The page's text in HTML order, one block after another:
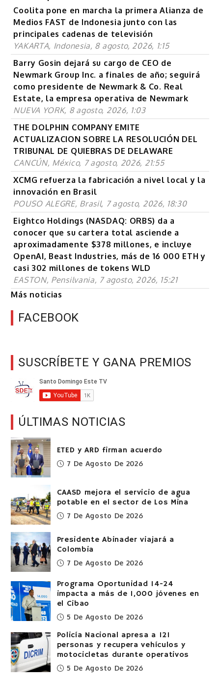
Coolita pone en marcha la primera Alianza de
Medios FAST de Indonesia junto con las
principales cadenas de televisión
YAKARTA, Indonesia, 8 agosto, 2026, 1:15
Barry Gosin dejará su cargo de CEO de
Newmark Group Inc. a finales de año; seguirá
como presidente de Newmark & Co. Real
Estate, la empresa operativa de Newmark
NUEVA YORK, 8 agosto, 2026, 1:03
THE DOLPHIN COMPANY EMITE
ACTUALIZACION SOBRE LA RESOLUCIÓN DEL
TRIBUNAL DE QUIEBRAS DE DELAWARE
CANCÚN, México, 7 agosto, 2026, 21:55
XCMG refuerza la fabricación a nivel local y la
innovación en Brasil
POUSO ALEGRE, Brasil, 7 agosto, 2026, 18:30
Eightco Holdings (NASDAQ: ORBS) da a
conocer que su cartera total asciende a
aproximadamente $378 millones, e incluye
OpenAI, Beast Industries, más de 16 000 ETH y
casi 302 millones de tokens WLD
EASTON, Pensilvania, 7 agosto, 2026, 15:21
Más noticias
FACEBOOK
SUSCRÍBETE Y GANA PREMIOS
ÚLTIMAS NOTICIAS
ETED y ARD firman acuerdo
7 De Agosto De 2026
CAASD mejora el servicio de agua
potable en el sector de Los Mina
7 De Agosto De 2026
Presidente Abinader viajará a
Colombia
7 De Agosto De 2026
Programa Oportunidad 14-24
impacta a más de 1,000 jóvenes en
el Cibao
5 De Agosto De 2026
Policía Nacional apresa a 121
personas y recupera vehículos y
motocicletas durante operativos
5 De Agosto De 2026